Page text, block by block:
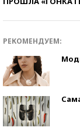
РЕКОМЕНДУЕМ: